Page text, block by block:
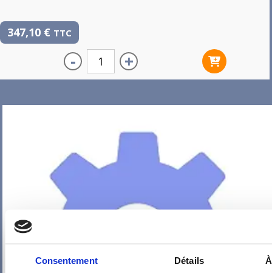
Consentement Détails
347,10 € TTC
- +